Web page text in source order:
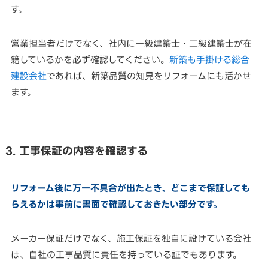
す。
営業担当者だけでなく、社内に一級建築士・二級建築士が在
籍しているかを必ず確認してください。 新築も手掛ける総合
建設会社であれば、新築品質の知見をリフォームにも活かせ
ます。
3. 工事保証の内容を確認する
リフォーム後に万一不具合が出たとき、どこまで保証しても
らえるかは事前に書面で確認しておきたい部分です。
メーカー保証だけでなく、施工保証を独自に設けている会社
は、自社の工事品質に責任を持っている証でもあります。